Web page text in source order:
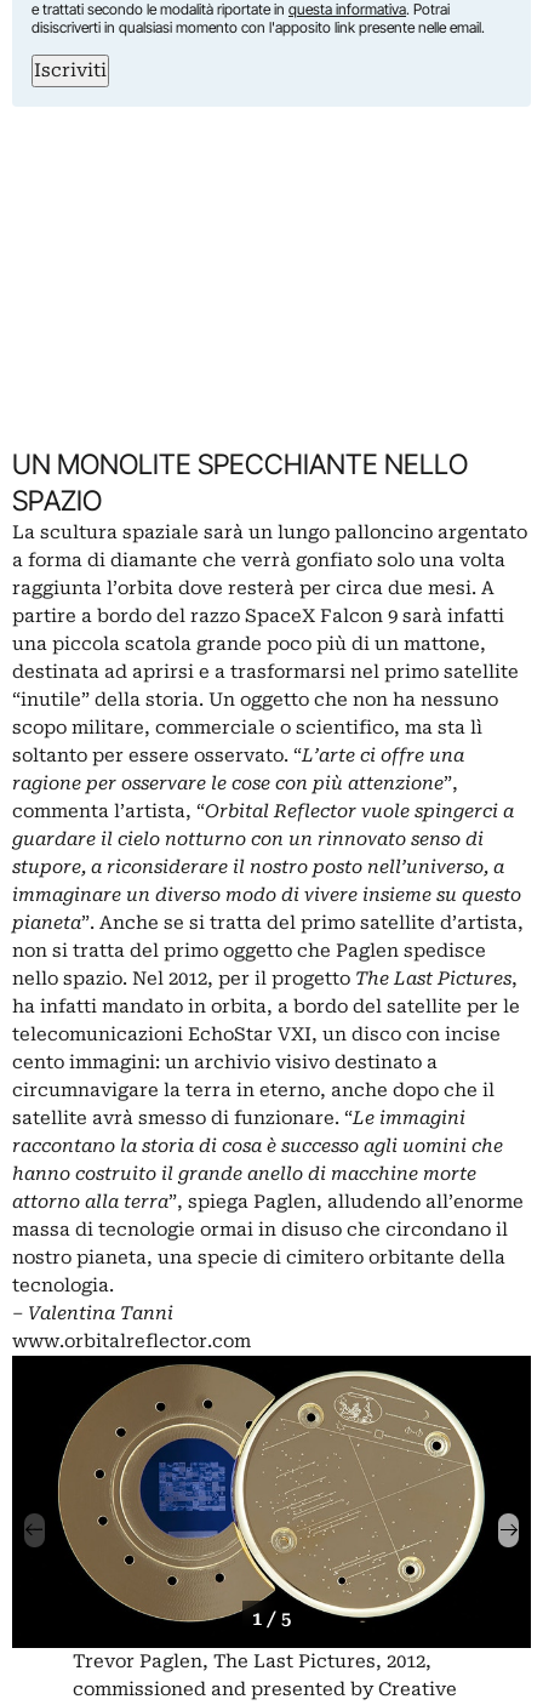
e trattati secondo le modalità riportate in questa informativa. Potrai
disiscriverti in qualsiasi momento con l'apposito link presente nelle email.
Iscriviti
UN MONOLITE SPECCHIANTE NELLO
SPAZIO
La scultura spaziale sarà un lungo palloncino argentato
a forma di diamante che verrà gonfiato solo una volta
raggiunta l’orbita dove resterà per circa due mesi. A
partire a bordo del razzo SpaceX Falcon 9 sarà infatti
una piccola scatola grande poco più di un mattone,
destinata ad aprirsi e a trasformarsi nel primo satellite
“inutile” della storia. Un oggetto che non ha nessuno
scopo militare, commerciale o scientifico, ma sta lì
soltanto per essere osservato. “L’arte ci offre una
ragione per osservare le cose con più attenzione”,
commenta l’artista, “Orbital Reflector vuole spingerci a
guardare il cielo notturno con un rinnovato senso di
stupore, a riconsiderare il nostro posto nell’universo, a
immaginare un diverso modo di vivere insieme su questo
pianeta”. Anche se si tratta del primo satellite d’artista,
non si tratta del primo oggetto che Paglen spedisce
nello spazio. Nel 2012, per il progetto The Last Pictures,
ha infatti mandato in orbita, a bordo del satellite per le
telecomunicazioni EchoStar VXI, un disco con incise
cento immagini: un archivio visivo destinato a
circumnavigare la terra in eterno, anche dopo che il
satellite avrà smesso di funzionare. “Le immagini
raccontano la storia di cosa è successo agli uomini che
hanno costruito il grande anello di macchine morte
attorno alla terra”, spiega Paglen, alludendo all’enorme
massa di tecnologie ormai in disuso che circondano il
nostro pianeta, una specie di cimitero orbitante della
tecnologia.
– Valentina Tanni
www.orbitalreflector.com
1 / 5
Trevor Paglen, The Last Pictures, 2012,
commissioned and presented by Creative